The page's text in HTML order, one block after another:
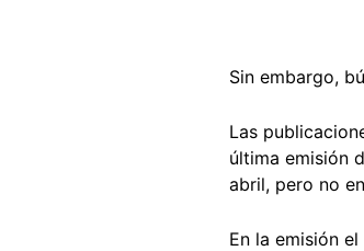
Sin embargo,
Las
última emisión
abril, pero no
En la emisión